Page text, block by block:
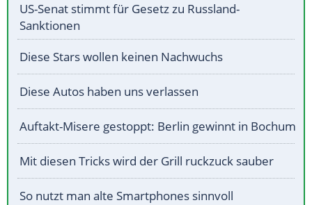
US-Senat stimmt für Gesetz zu Russland-
Sanktionen
Diese Stars wollen keinen Nachwuchs
Diese Autos haben uns verlassen
Auftakt-Misere gestoppt: Berlin gewinnt in Bochum
Mit diesen Tricks wird der Grill ruckzuck sauber
So nutzt man alte Smartphones sinnvoll